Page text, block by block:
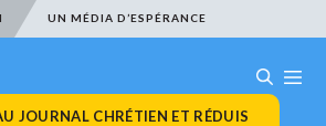
UN MÉDIA D’ESPÉRANCE
JOURNAL CHRÉTIEN ET RÉDUIS